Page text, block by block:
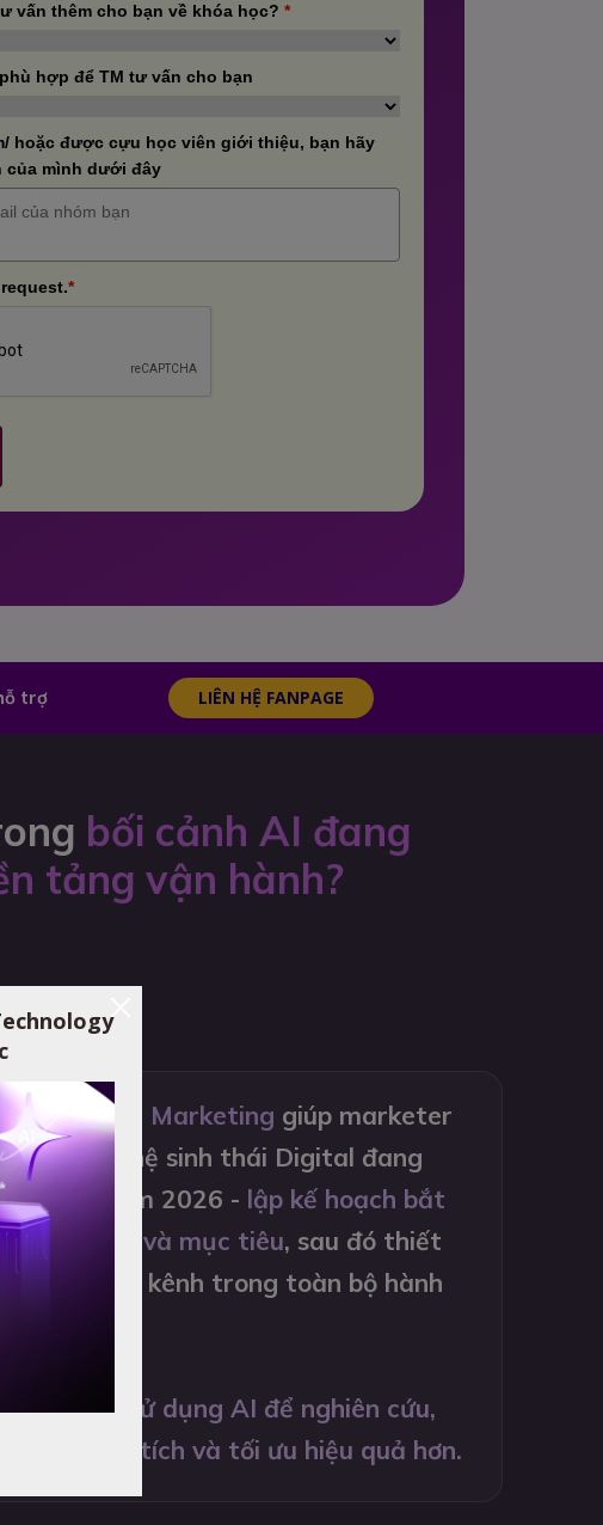
vấn thêm cho bạn về khóa học? *
hợp để TM tư vấn cho bạn
hoặc được cựu học viên giới thiệu, bạn hãy
của mình dưới đây
*
trợ LIÊN HỆ FANPAGE
AI Digital Marketing giúp marketer
toàn bộ hệ sinh thái Digital đang
trong năm 2026 - lập kế hoạch bắt
hàng và mục tiêu, sau đó thiết
của từng kênh trong toàn bộ hành
có thể sử dụng AI để nghiên cứu,
phân tích và tối ưu hiệu quả hơn.
bối cảnh AI đang
tảng vận hành?